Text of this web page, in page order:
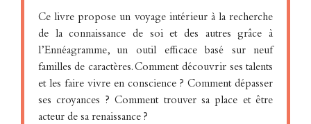
Ce livre propose un voyage intérieur à la recherche
de la connaissance de soi et des autres grâce à
l’Ennéagramme, un outil efficace basé sur neuf
familles de caractères. Comment découvrir ses talents
et les faire vivre en conscience ? Comment dépasser
ses croyances ? Comment trouver sa place et être
acteur de sa renaissance ?